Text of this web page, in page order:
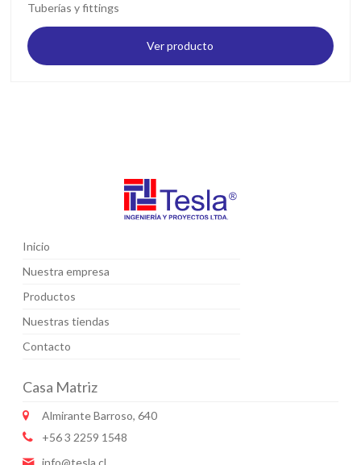
Tuberías y fittings
Ver producto
Inicio
Nuestra empresa
Productos
Nuestras tiendas
Contacto
Casa Matriz
Almirante Barroso, 640
+56 3 2259 1548
info@tesla.cl